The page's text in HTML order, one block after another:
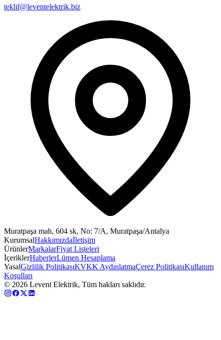
teklif@leventelektrik.biz
Muratpaşa mah, 604 sk, No: 7/A, Muratpaşa/Antalya
KurumsalHakkımızdaİletişim
ÜrünlerMarkalarFiyat Listeleri
İçeriklerHaberlerLümen Hesaplama
YasalGizlilik PolitikasıKVKK AydınlatmaÇerez PolitikasıKullanım
Koşulları
© 2026 Levent Elektrik, Tüm hakları saklıdır.